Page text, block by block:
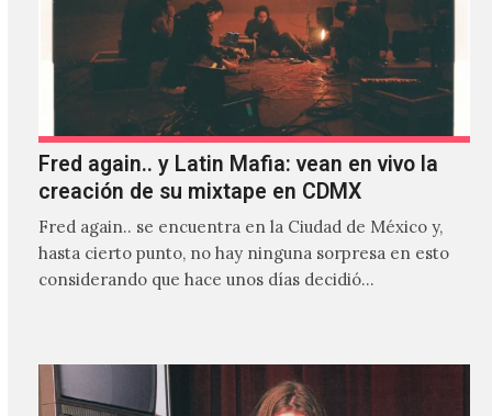
Fred again.. y Latin Mafia: vean en vivo la
creación de su mixtape en CDMX
Fred again.. se encuentra en la Ciudad de México y,
hasta cierto punto, no hay ninguna sorpresa en esto
considerando que hace unos días decidió…